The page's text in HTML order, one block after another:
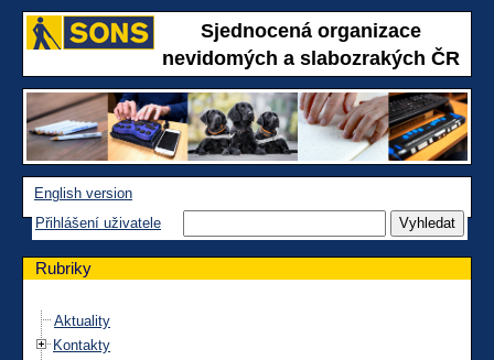
Sjednocená organizace
nevidomých a slabozrakých ČR
English version
Přihlášení uživatele
Rubriky
Aktuality
Kontakty